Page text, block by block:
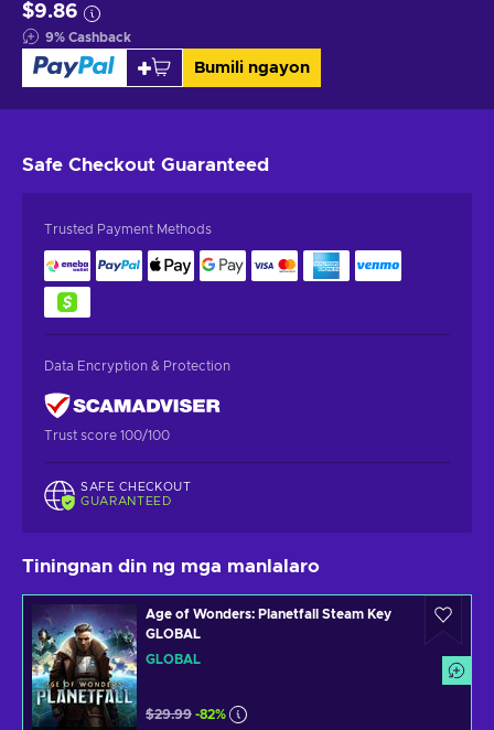
$9.86
9% Cashback
Bumili ngayon
Safe Checkout Guaranteed
Trusted Payment Methods
Data Encryption & Protection
Trust score 100/100
SAFE CHECKOUT
GUARANTEED
Tiningnan din ng mga manlalaro
Age of Wonders: Planetfall Steam Key
GLOBAL
GLOBAL
$29.99 -82%